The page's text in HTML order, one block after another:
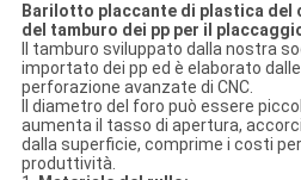
Barilotto placcante di plastica del
del tamburo dei pp per il
Il tamburo sviluppato dalla nostra
importato dei pp ed è elaborato
perforazione avanzate di CNC.
Il diametro del foro può essere
aumenta il tasso di apertura,
dalla superficie, comprime i costi
produttività.